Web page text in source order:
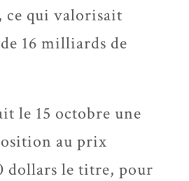
qui valorisait
16 milliards de
le 15 octobre une
au prix
dollars le titre, pour